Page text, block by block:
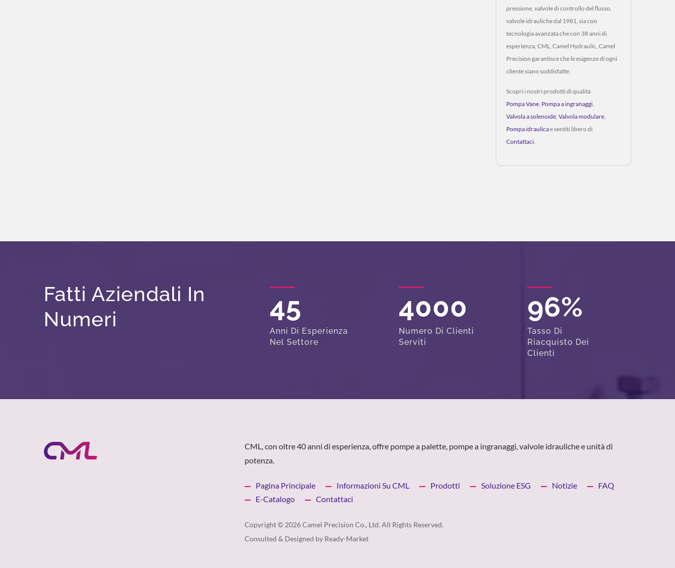
pressione, valvole di controllo del flusso,
valvole idrauliche dal 1981, sia con
tecnologia avanzata che con 38 anni di
esperienza, CML, Camel Hydraulic, Camel
Precision garantisce che le esigenze di ogni
cliente siano soddisfatte.
Scopri i nostri prodotti di qualità
Pompa Vane Pompa a ingranaggi
Valvola a solenoide Valvola modulare
Pompa idraulicae sentiti libero di
Contattaci
Fatti Aziendali In
Numeri
45
Anni Di Esperienza
Nel Settore
4000
Numero Di Clienti
Serviti
96%
Tasso Di
Riacquisto Dei
Clienti
CML, con oltre 40 anni di esperienza, offre pompe a palette, pompe a ingranaggi, valvole idrauliche e unità di
potenza.
Pagina Principale Informazioni Su CML Prodotti Soluzione ESG Notizie
FAQ
E-Catalogo
Contattaci
Copyright © 2026Camel Precision Co., Ltd. All Rights Reserved.
Consulted & Designed by Ready-Market